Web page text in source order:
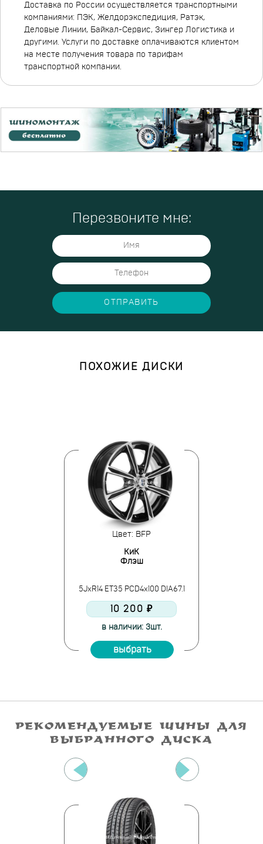
Доставка по России осуществляется транспортными
компаниями: ПЭК, Желдорэкспедиция, Ратэк,
Деловые Линии, Байкал-Сервис, Зингер Логистика и
другими. Услуги по доставке оплачиваются клиентом
на месте получения товара по тарифам
транспортной компании.
Перезвоните мне:
ОТПРАВИТЬ
ПОХОЖИЕ ДИСКИ
Цвет: BFP
КиК
Флэш
5JxR14 ET35 PCD4x100 DIA67.1
10 200 ₽
в наличии: 3шт.
выбрать
РЕКОМЕНДУЕМЫЕ ШИНЫ ДЛЯ
ВЫБРАННОГО ДИСКА